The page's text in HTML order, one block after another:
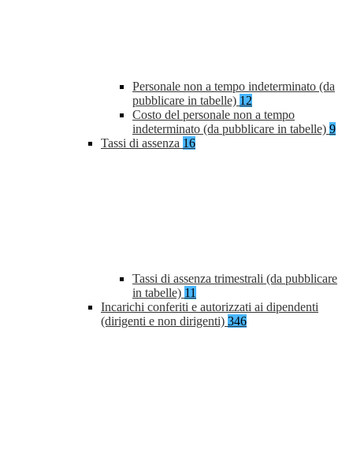
Personale non a tempo indeterminato (da
pubblicare in tabelle) 12
Costo del personale non a tempo
indeterminato (da pubblicare in tabelle) 9
Tassi di assenza 16
Tassi di assenza trimestrali (da pubblicare
in tabelle) 11
Incarichi conferiti e autorizzati ai dipendenti
(dirigenti e non dirigenti) 346